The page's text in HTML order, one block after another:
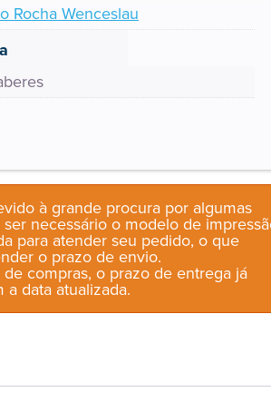
Rocha Wenceslau
à grande procura por algumas
necessário o modelo de
para atender seu pedido, o que
o prazo de envio.
compras, o prazo de entrega já
a data atualizada.